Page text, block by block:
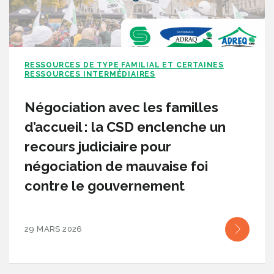
RESSOURCES DE TYPE FAMILIAL ET CERTAINES
RESSOURCES INTERMÉDIAIRES
Négociation avec les familles
d’accueil : la CSD enclenche un
recours judiciaire pour
négociation de mauvaise foi
contre le gouvernement
29 MARS 2026